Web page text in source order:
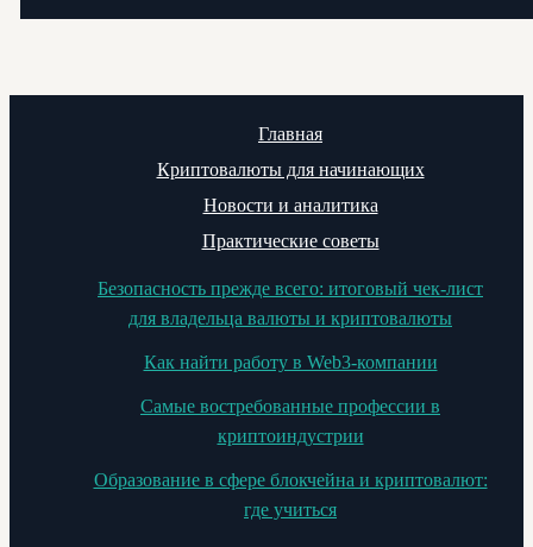
Главная
Криптовалюты для начинающих
Новости и аналитика
Практические советы
Безопасность прежде всего: итоговый чек-лист
для владельца валюты и криптовалюты
Как найти работу в Web3-компании
Самые востребованные профессии в
криптоиндустрии
Образование в сфере блокчейна и криптовалют:
где учиться